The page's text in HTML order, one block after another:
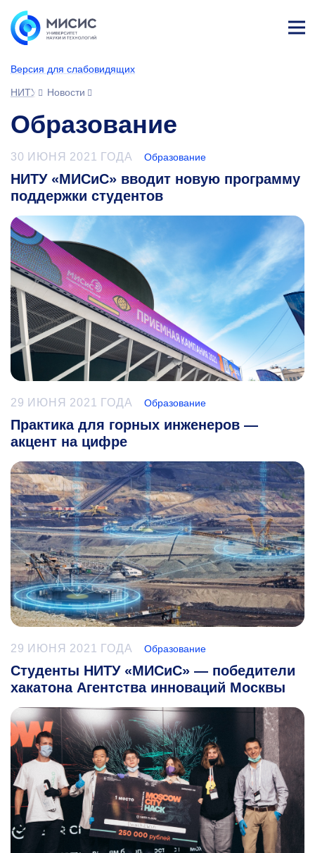
Версия для слабовидящих
НИТУ МИСИС
Новости
Образование
30 ИЮНЯ 2021 ГОДА Образование
НИТУ «МИСиС» вводит новую программу
поддержки студентов
29 ИЮНЯ 2021 ГОДА Образование
Практика для горных инженеров —
акцент на цифре
29 ИЮНЯ 2021 ГОДА Образование
Студенты НИТУ «МИСиС» — победители
хакатона Агентства инноваций Москвы